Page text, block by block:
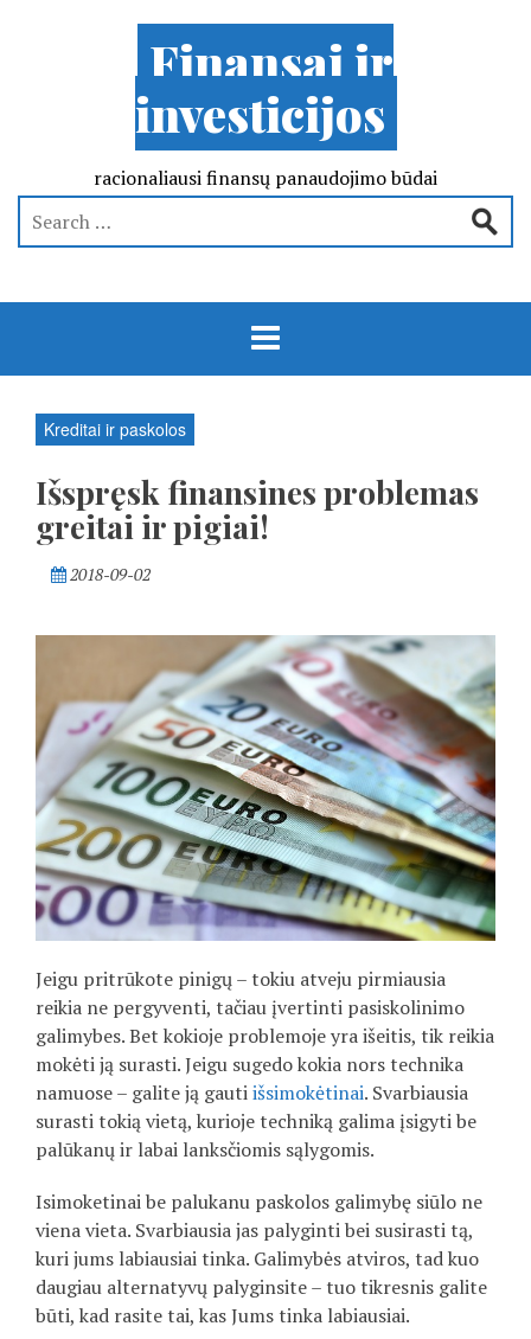
Finansai ir
investicijos
racionaliausi finansų panaudojimo būdai
Kreditai ir paskolos
Išspręsk finansines problemas
greitai ir pigiai!
2018-09-02
Jeigu pritrūkote pinigų – tokiu atveju pirmiausia
reikia ne pergyventi, tačiau įvertinti pasiskolinimo
galimybes. Bet kokioje problemoje yra išeitis, tik reikia
mokėti ją surasti. Jeigu sugedo kokia nors technika
namuose – galite ją gautiišsimokėtinai. Svarbiausia
surasti tokią vietą, kurioje techniką galima įsigyti be
palūkanų ir labai lanksčiomis sąlygomis.
Isimoketinai be palukanu paskolos galimybę siūlo ne
viena vieta. Svarbiausia jas palyginti bei susirasti tą,
kuri jums labiausiai tinka. Galimybės atviros, tad kuo
daugiau alternatyvų palyginsite – tuo tikresnis galite
būti, kad rasite tai, kas Jums tinka labiausiai.